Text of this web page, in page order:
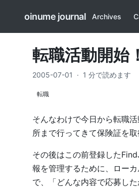
oinume journal Archives
転職活動開始！
2005-07-01 · 1 分で読めます
転職
そんなわけで今日から転職
所まで行ってきて保険証を取
その後はこの前登録した
報を管理するために、ロー
で、「どんな内容で応募し